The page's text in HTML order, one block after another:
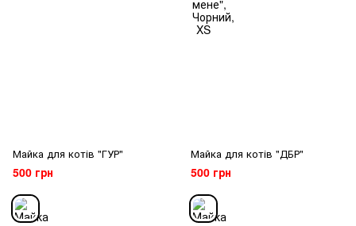
Майка для котів "ГУР"
500 грн
Майка для котів "ДБР"
500 грн